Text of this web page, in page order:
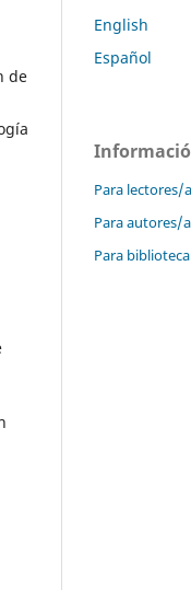
de
English
Español
Para lectores/
Para autores/
Para